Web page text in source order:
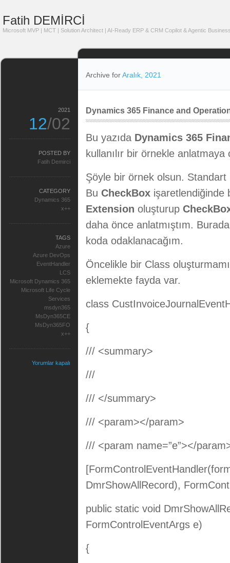
Fatih DEMİRCİ
Microsoft MVP | MCT | Solution Architect | AI-Ready ERP & CRM Copilot & Agentic
Archive forAralık, 2021
Dynamics 365 Finance and
Bu yazıda Dynamics 365
kullanılır bir örnekle anlatmaya
Şöyle bir örnek olsun.
Bu CheckBox işaretlendiğinde
Extension oluşturup
daha önce anlatmıştım.
koda odaklanacağım.
Öncelikle bir Class
eklemekte fayda var.
class
{
/// <summary>
///
/// </summary>
/// <param></param>
/// <param name=”e”></
DmrShowAllRecord),
public static void
FormControlEventArgs e)
{
2021
12/02
POSTED BY
Fatih Demirci
CATEGORY
Dynamics 365
x++
TAGS
Azure
Azure DevOps
EventHandler
LCS
Microsoft Dynamics 365
Microsoft Life Cycle
Services
msdyn365
MsDyn365CE
MsDyn365FO
x++
Yorumlar kapalı